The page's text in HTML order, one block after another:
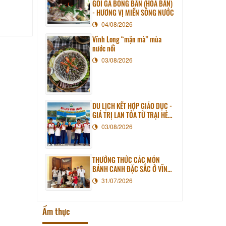
GỎI GÀ BÔNG BẦN (HOA BẦN)
- HƯƠNG VỊ MIỀN SÔNG NƯỚC
04/08/2026
Vĩnh Long “mặn mà” mùa
nước nổi
03/08/2026
DU LỊCH KẾT HỢP GIÁO DỤC -
GIÁ TRỊ LAN TỎA TỪ TRẠI HÈ
PHƯƠNG NAM NĂM 2026
03/08/2026
THƯỞNG THỨC CÁC MÓN
BÁNH CANH ĐẶC SẮC Ở VĨNH
LONG31/07/2026
Ẩm thực